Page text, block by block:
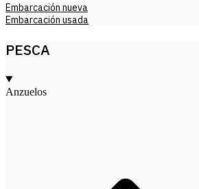
Embarcación nueva
Embarcación usada
PESCA
Anzuelos